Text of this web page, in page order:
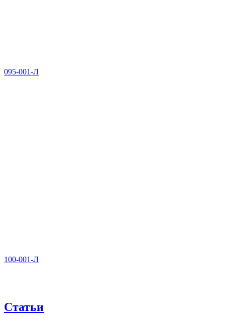
095-001-Л
100-001-Л
Статьи